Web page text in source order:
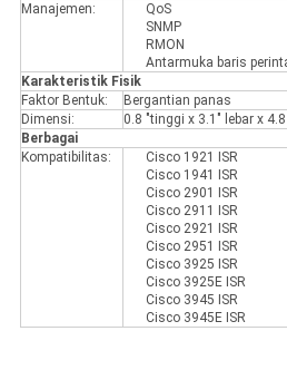
Manajemen:
QoS
SNMP
RMON
Antarmuka baris
Karakteristik Fisik
Faktor Bentuk:
Bergantian panas
Dimensi:
0.8 "tinggi x 3.1" lebar x
Berbagai
Kompatibilitas:
Cisco 1921 ISR
Cisco 1941 ISR
Cisco 2901 ISR
Cisco 2911 ISR
Cisco 2921 ISR
Cisco 2951 ISR
Cisco 3925 ISR
Cisco 3925E ISR
Cisco 3945 ISR
Cisco 3945E ISR